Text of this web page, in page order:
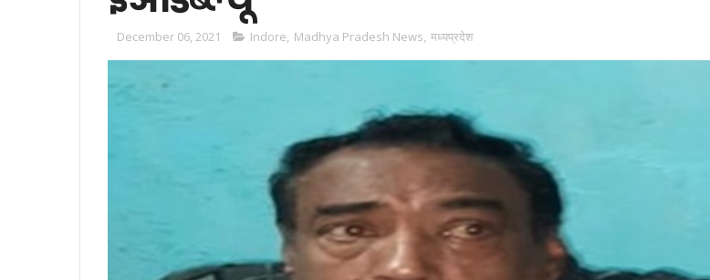
December 06, 2021 Indore, Madhya Pradesh News, मध्यप्रदेश